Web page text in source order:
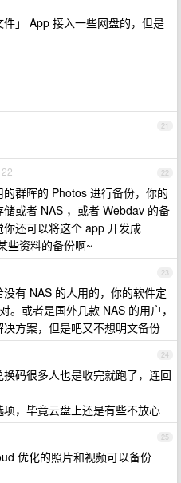
」 App 接入一些网盘的，但是
21
22
群晖的 Photos 进行备份，你的
或者 NAS ，或者 Webdav 的备
还可以将这个 app 开发成
些资料的备份啊~
23
有 NAS 的人用的，你的软件定
。或者是国外几款 NAS 的用户，
方案，但是吧又不想明文备份
24
码很多人也是收完就跑了，连回
，毕竟云盘上还是有些不放心
25
优化的照片和视频可以备份